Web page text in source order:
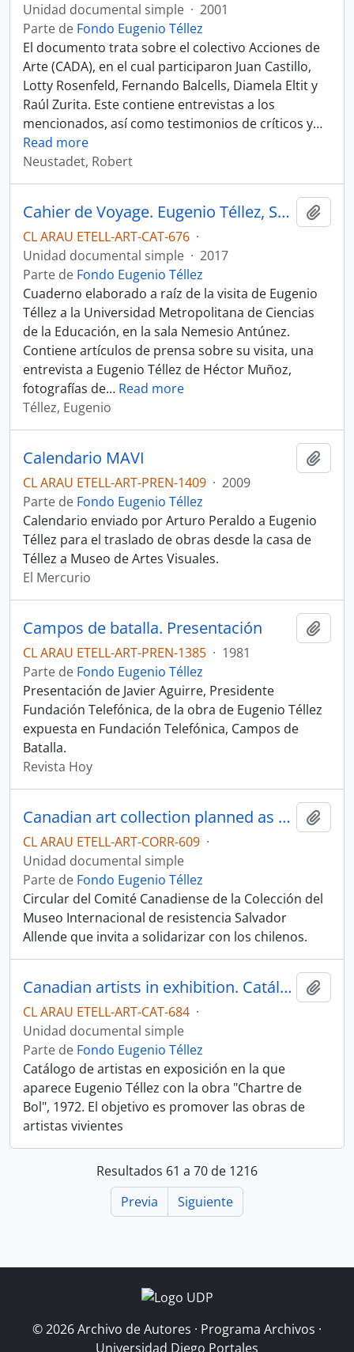
Unidad documental simple · 2001
Parte de Fondo Eugenio Téllez
El documento trata sobre el colectivo Acciones de
Arte (CADA), en el cual participaron Juan Castillo,
Lotty Rosenfeld, Fernando Balcells, Diamela Eltit y
Raúl Zurita. Este contiene entrevistas a los
mencionados, así como testimonios de críticos y…
Read more
Neustadet, Robert
Cahier de Voyage. Eugenio Téllez, Santiago de Chile 2017. Instituto Pedagógico.
CL ARAU ETELL-ART-CAT-676 ·
Unidad documental simple · 2017
Parte de Fondo Eugenio Téllez
Cuaderno elaborado a raíz de la visita de Eugenio
Téllez a la Universidad Metropolitana de Ciencias
de la Educación, en la sala Nemesio Antúnez.
Contiene artículos de prensa sobre su visita, una
entrevista a Eugenio Téllez de Héctor Muñoz,
fotografías de… Read more
Téllez, Eugenio
Calendario MAVI
CL ARAU ETELL-ART-PREN-1409 · 2009
Parte de Fondo Eugenio Téllez
Calendario enviado por Arturo Peraldo a Eugenio
Téllez para el traslado de obras desde la casa de
Téllez a Museo de Artes Visuales.
El Mercurio
Campos de batalla. Presentación
CL ARAU ETELL-ART-PREN-1385 · 1981
Parte de Fondo Eugenio Téllez
Presentación de Javier Aguirre, Presidente
Fundación Telefónica, de la obra de Eugenio Téllez
expuesta en Fundación Telefónica, Campos de
Batalla.
Revista Hoy
Canadian art collection planned as part of international support for chilean people. Press release
CL ARAU ETELL-ART-CORR-609 ·
Unidad documental simple
Parte de Fondo Eugenio Téllez
Circular del Comité Canadiense de la Colección del
Museo Internacional de resistencia Salvador
Allende que invita a solidarizar con los chilenos.
Canadian artists in exhibition. Catálogo
CL ARAU ETELL-ART-CAT-684 ·
Unidad documental simple
Parte de Fondo Eugenio Téllez
Catálogo de artistas en exposición en la que
aparece Eugenio Téllez con la obra "Chartre de
Bol", 1972. El objetivo es promover las obras de
artistas vivientes
Resultados 61 a 70 de 1216
Previa
Siguiente
© 2026 Archivo de Autores · Programa Archivos ·
Universidad Diego Portales